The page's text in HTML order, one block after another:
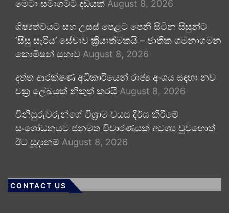
මෙටා සමාගමට දඩයක් August 8, 2026
ශිෂ්‍යත්වයට සහ උසස් පෙළට පෙනී සිටින සිසුන්ට
‘සිසු සැරිය’ සේවාව ක්‍රියාත්මකයි – ජාතික ගමනාගමන
කොමිෂන් සභාව August 8, 2026
දත්ත ආරක්ෂණ අධිකාරියෙන් රාජ්‍ය අංශය සඳහා නව
චක්‍ර ලේඛයක් නිකුත් කරයි August 8, 2026
විනිසුරුවරුන්ගේ විශ්‍රාම වයස දීර්ඝ කිරීමේ
සංශෝධනයට ජනමත විචාරණයක් අවශ්‍ය වුවහොත්
ඊට සූදානම් August 8, 2026
CONTACT US